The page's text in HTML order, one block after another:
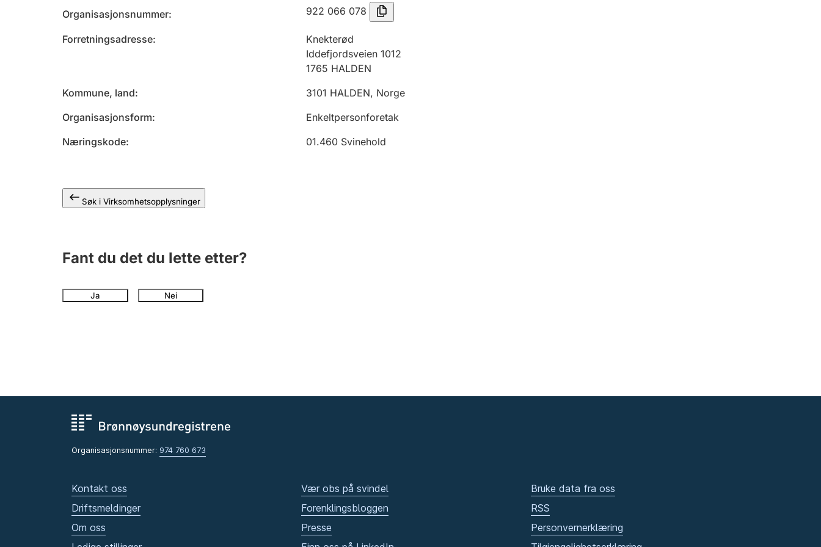
Organisasjonsnummer 922 066 078
Forretningsadresse
Knekterød
Iddefjordsveien 1012
1765 HALDEN
Kommune, land
3101 HALDEN, Norge
Organisasjonsform
Enkeltpersonforetak
Næringskode
01.460 Svinehold
Søk i Virksomhetsopplysninger
Fant du det du lette etter?
Ja Nei
Organisasjonsnummer: 974 760 673
Kontakt oss
Driftsmeldinger
Om oss
Vær obs på svindel
Forenklingsbloggen
Presse
Bruke data fra oss
RSS
Personvernerklæring